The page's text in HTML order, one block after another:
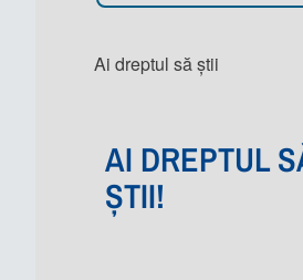
Ai dreptul să știi
AI DREPTUL
ȘTII!